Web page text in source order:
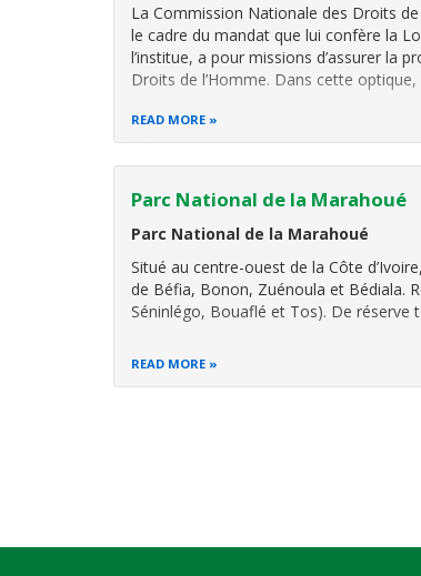
La Commission Nationale des Droits de
le cadre du mandat que lui confère la
l’institue, a pour missions d’assurer la
Droits de l’Homme. Dans cette
READ MORE
Parc National de la Marahoué
Parc National de la Marahoué
Situé au centre-ouest de la Côte
de Béfia, Bonon, Zuénoula et Bédiala.
Séninlégo, Bouaflé et Tos). De réserve
READ MORE